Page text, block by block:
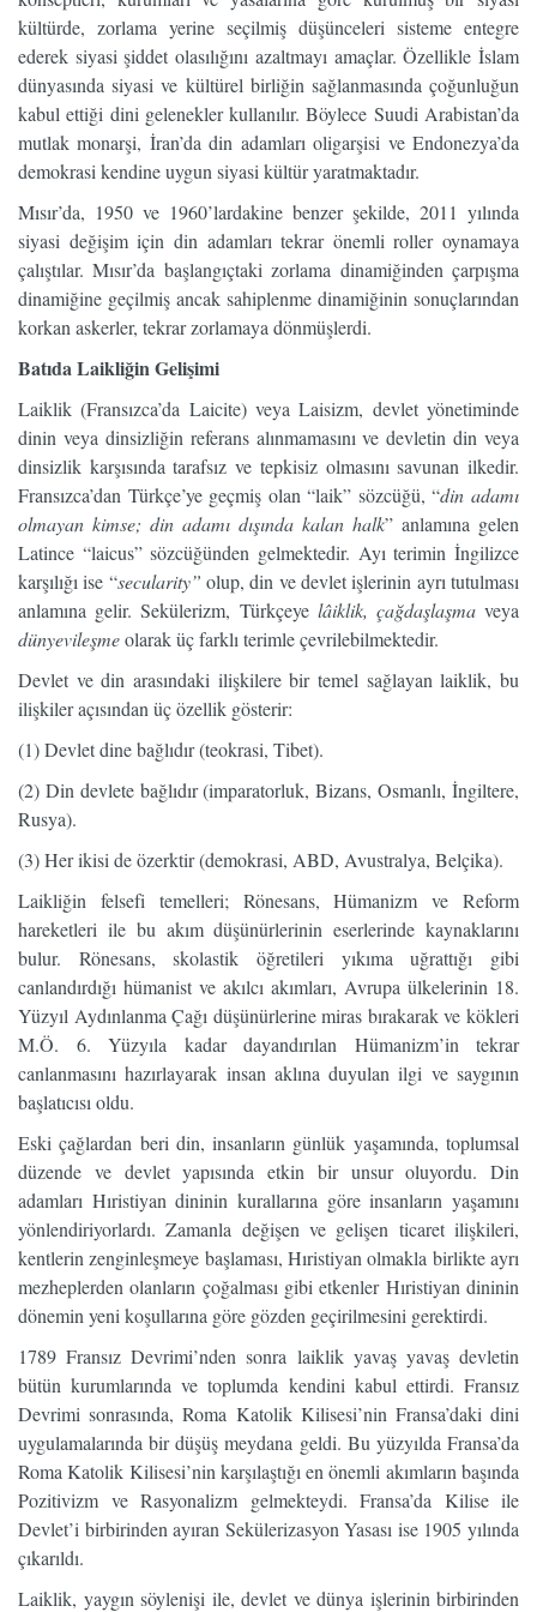
kültürde, zorlama yerine seçilmiş düşünceleri sisteme entegre
ederek siyasi şiddet olasılığını azaltmayı amaçlar. Özellikle İslam
dünyasında siyasi ve kültürel birliğin sağlanmasında çoğunluğun
kabul ettiği dini gelenekler kullanılır. Böylece Suudi Arabistan’da
mutlak monarşi, İran’da din adamları oligarşisi ve Endonezya’da
demokrasi kendine uygun siyasi kültür yaratmaktadır.
Mısır’da, 1950 ve 1960’lardakine benzer şekilde, 2011 yılında
siyasi değişim için din adamları tekrar önemli roller oynamaya
çalıştılar. Mısır’da başlangıçtaki zorlama dinamiğinden çarpışma
dinamiğine geçilmiş ancak sahiplenme dinamiğinin sonuçlarından
korkan askerler, tekrar zorlamaya dönmüşlerdi.
Batıda Laikliğin Gelişimi
Laiklik (Fransızca’da Laicite) veya Laisizm, devlet yönetiminde
dinin veya dinsizliğin referans alınmamasını ve devletin din veya
dinsizlik karşısında tarafsız ve tepkisiz olmasını savunan ilkedir.
Fransızca’dan Türkçe’ye geçmiş olan “laik” sözcüğü, “din adamı
olmayan kimse; din adamı dışında kalan halk” anlamına gelen
Latince “laicus” sözcüğünden gelmektedir. Ayı terimin İngilizce
karşılığı ise “secularity”olup, din ve devlet işlerinin ayrı tutulması
anlamına gelir. Sekülerizm, Türkçeye lâiklik, çağdaşlaşmaveya
dünyevileşmeolarak üç farklı terimle çevrilebilmektedir.
Devlet ve din arasındaki ilişkilere bir temel sağlayan laiklik, bu
ilişkiler açısından üç özellik gösterir:
(1) Devlet dine bağlıdır (teokrasi, Tibet).
(2) Din devlete bağlıdır (imparatorluk, Bizans, Osmanlı, İngiltere,
Rusya).
(3) Her ikisi de özerktir (demokrasi, ABD, Avustralya, Belçika).
Laikliğin felsefi temelleri; Rönesans, Hümanizm ve Reform
hareketleri ile bu akım düşünürlerinin eserlerinde kaynaklarını
bulur. Rönesans, skolastik öğretileri yıkıma uğrattığı gibi
canlandırdığı hümanist ve akılcı akımları, Avrupa ülkelerinin 18.
Yüzyıl Aydınlanma Çağı düşünürlerine miras bırakarak ve kökleri
M.Ö. 6. Yüzyıla kadar dayandırılan Hümanizm’in tekrar
canlanmasını hazırlayarak insan aklına duyulan ilgi ve saygının
başlatıcısı oldu.
Eski çağlardan beri din, insanların günlük yaşamında, toplumsal
düzende ve devlet yapısında etkin bir unsur oluyordu. Din
adamları Hıristiyan dininin kurallarına göre insanların yaşamını
yönlendiriyorlardı. Zamanla değişen ve gelişen ticaret ilişkileri,
kentlerin zenginleşmeye başlaması, Hıristiyan olmakla birlikte ayrı
mezheplerden olanların çoğalması gibi etkenler Hıristiyan dininin
dönemin yeni koşullarına göre gözden geçirilmesini gerektirdi.
1789 Fransız Devrimi’nden sonra laiklik yavaş yavaş devletin
bütün kurumlarında ve toplumda kendini kabul ettirdi. Fransız
Devrimi sonrasında, Roma Katolik Kilisesi’nin Fransa’daki dini
uygulamalarında bir düşüş meydana geldi. Bu yüzyılda Fransa’da
Roma Katolik Kilisesi’nin karşılaştığı en önemli akımların başında
Pozitivizm ve Rasyonalizm gelmekteydi. Fransa’da Kilise ile
Devlet’i birbirinden ayıran Sekülerizasyon Yasası ise 1905 yılında
çıkarıldı.
Laiklik, yaygın söylenişi ile, devlet ve dünya işlerinin birbirinden